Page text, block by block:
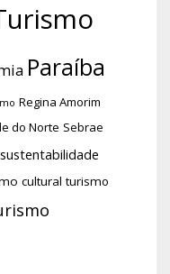
Paraíba
Regina Amorim
do Norte Sebrae
sustentabilidade
cultural turismo